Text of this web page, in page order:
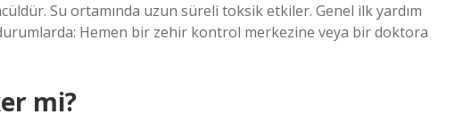
Su ortamında uzun süreli toksik etkiler. Genel ilk yardım
Hemen bir zehir kontrol merkezine veya bir doktora
mi?